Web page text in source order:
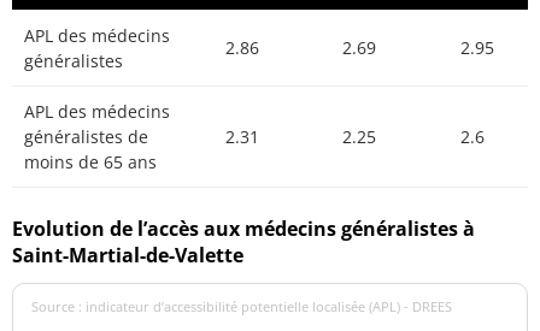
APL des médecins
généralistes
2.86 2.69 2.95
APL des médecins
généralistes de
moins de 65 ans
2.31 2.25 2.6
Evolution de l’accès aux médecins généralistes à
Saint-Martial-de-Valette
Source : indicateur d’accessibilité potentielle localisée (APL) - DREES